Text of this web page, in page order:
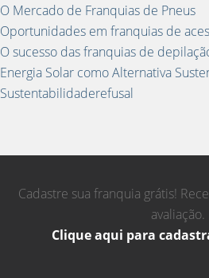
O Mercado de Franquias de Pneus
Oportunidades em franquias de
O sucesso das franquias de
Energia Solar como Alternativa
Sustentabilidaderefusal
Cadastre sua franquia grátis!
avaliação.
Clique aqui para